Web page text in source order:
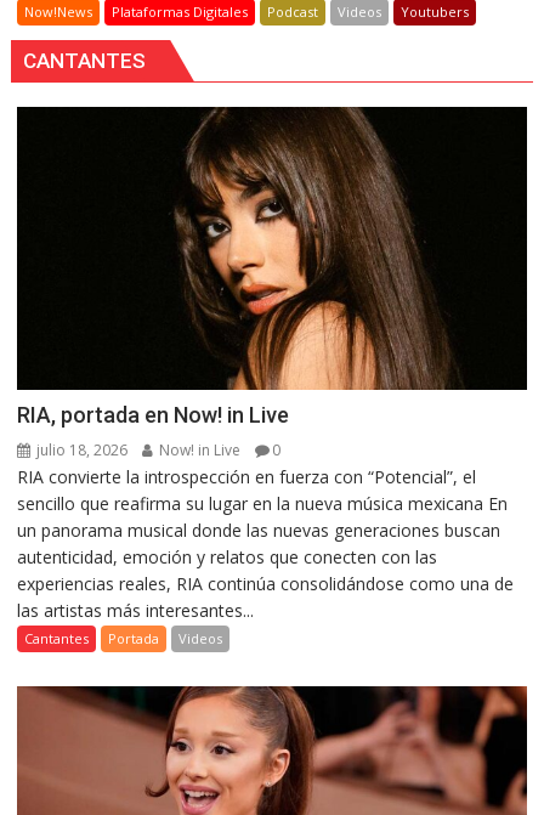
Now!News Plataformas Digitales Podcast Videos Youtubers
CANTANTES
RIA, portada en Now! in Live
julio 18, 2026 Now! in Live 0
RIA convierte la introspección en fuerza con “Potencial”, el
sencillo que reafirma su lugar en la nueva música mexicana En
un panorama musical donde las nuevas generaciones buscan
autenticidad, emoción y relatos que conecten con las
experiencias reales, RIA continúa consolidándose como una de
las artistas más interesantes...
Cantantes Portada Videos